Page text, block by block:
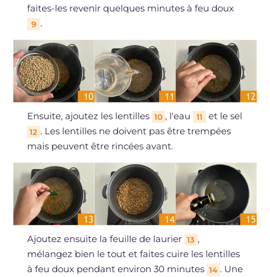
faites-les revenir quelques minutes à feu doux
9 .
Ensuite, ajoutez les lentilles 10 , l'eau 11 et le sel
12 . Les lentilles ne doivent pas être trempées
mais peuvent être rincées avant.
Ajoutez ensuite la feuille de laurier 13 ,
mélangez bien le tout et faites cuire les lentilles
à feu doux pendant environ 30 minutes 14 . Une